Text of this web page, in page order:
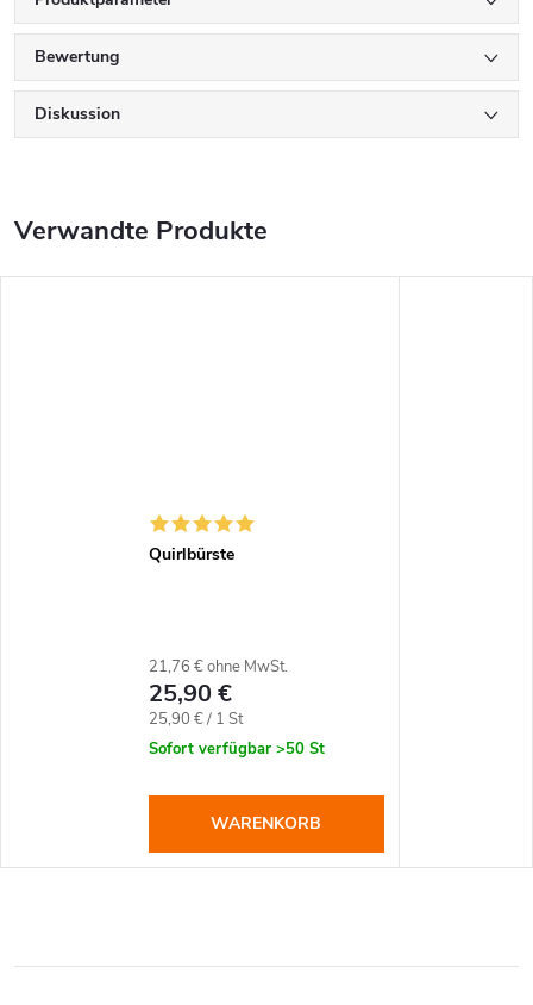
Bewertung
Diskussion
Verwandte Produkte
Quirlbürste
21,76 € ohne MwSt.
25,90 €
Verkaufspreis:
25,90 € / 1 St
Sofort verfügbar >50 St
WARENKORB